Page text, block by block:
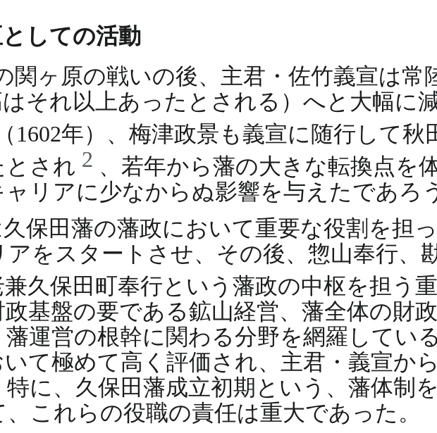
しての活動
関ヶ原の戦いの後、主君・佐竹義宣は常
はそれ以上あったとされる）へと大幅に
1602年）、梅津政景も義宣に随行して
とされ 2 、若年から藩の大きな転換点を
リアに少なからぬ影響を与えたであろ
保田藩の藩政において重要な役割を担
をスタートさせ、その後、惣山奉行、
久保田町奉行という藩政の中枢を担う
基盤の要である鉱山経営、藩全体の財
運営の根幹に関わる分野を網羅してい
て極めて高く評価され、主君・義宣か
に、久保田藩成立初期という、藩体制
これらの役職の責任は重大であった。